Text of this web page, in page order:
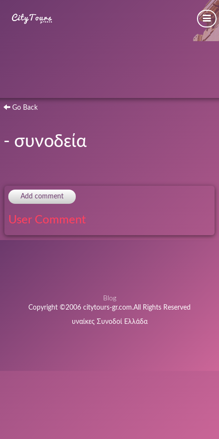
Go Back
- συνοδεία
Add comment
User Comment
Blog
Copyright ©2006 citytours-gr.com.All Rights Reserved
υναίκες Συνοδοί Ελλάδα